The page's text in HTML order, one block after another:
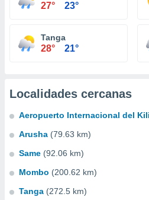
27° 23°
Tanga
28° 21°
Localidades cercanas
Aeropuerto Internacional del
Arusha (79.63 km)
Same (92.06 km)
Mombo (200.62 km)
Tanga (272.5 km)